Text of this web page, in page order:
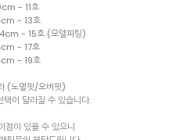
- 11호
- 13호
호 (모델피팅)
- 17호
- 19호
(노멀핏/오버핏)
이 달라질 수 있습니다.
점이 있을 수 있으니